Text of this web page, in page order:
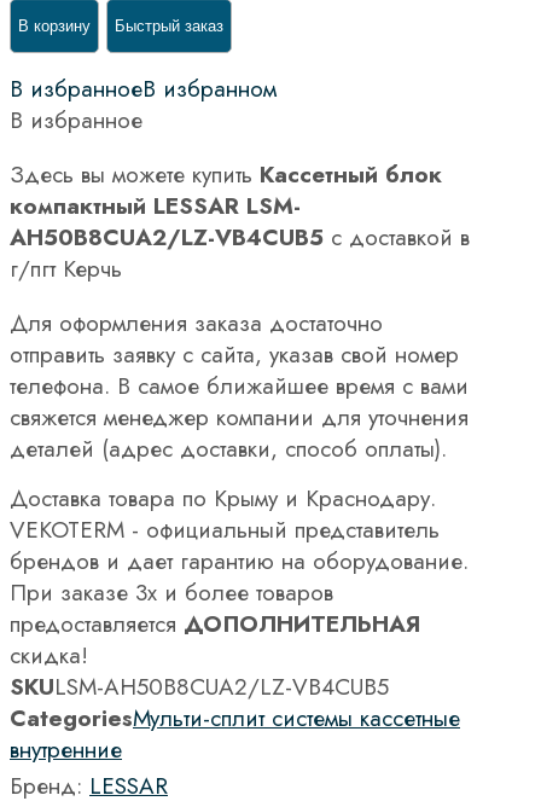
В корзину Быстрый заказ
В избранноеВ избранном
В избранное
Здесь вы можете купить Кассетный блок
компактный LESSAR LSM-
AH50B8CUA2/LZ-VB4CUB5 с доставкой в
г/пгт Керчь
Для оформления заказа достаточно
отправить заявку с сайта, указав свой номер
телефона. В самое ближайшее время с вами
свяжется менеджер компании для уточнения
деталей (адрес доставки, способ оплаты).
Доставка товара по Крыму и Краснодару.
VEKOTERM - официальный представитель
брендов и дает гарантию на оборудование.
При заказе 3х и более товаров
предоставляется ДОПОЛНИТЕЛЬНАЯ
скидка!
SKULSM-AH50B8CUA2/LZ-VB4CUB5
CategoriesМульти-сплит системы кассетные
внутренние
Бренд: LESSAR